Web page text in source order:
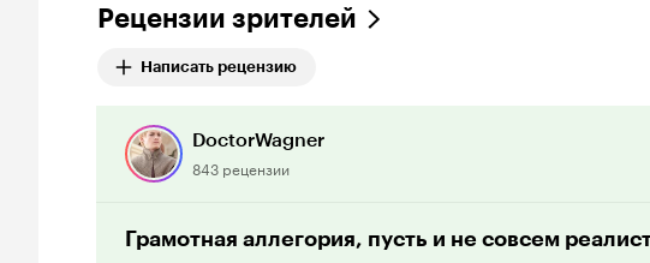
Рецензии зрителей
Написать рецензию
DoctorWagner
843 рецензии
Грамотная аллегория, пусть и не совсем